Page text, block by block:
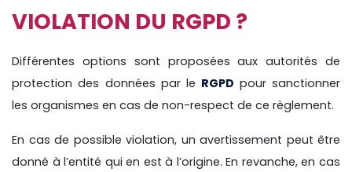
VIOLATION DU RGPD ?
Différentes options sont proposées aux autorités de
protection des données par le RGPD pour sanctionner
les organismes en cas de non-respect de ce règlement.
En cas de possible violation, un avertissement peut être
donné à l’entité qui en est à l’origine. En revanche, en cas